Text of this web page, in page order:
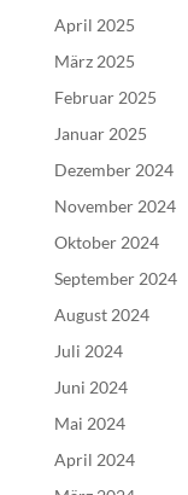
April 2025
März 2025
Februar 2025
Januar 2025
Dezember 2024
November 2024
Oktober 2024
September 2024
August 2024
Juli 2024
Juni 2024
Mai 2024
April 2024